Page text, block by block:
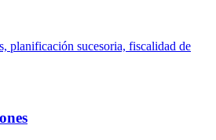
planificación sucesoria, fiscalidad de